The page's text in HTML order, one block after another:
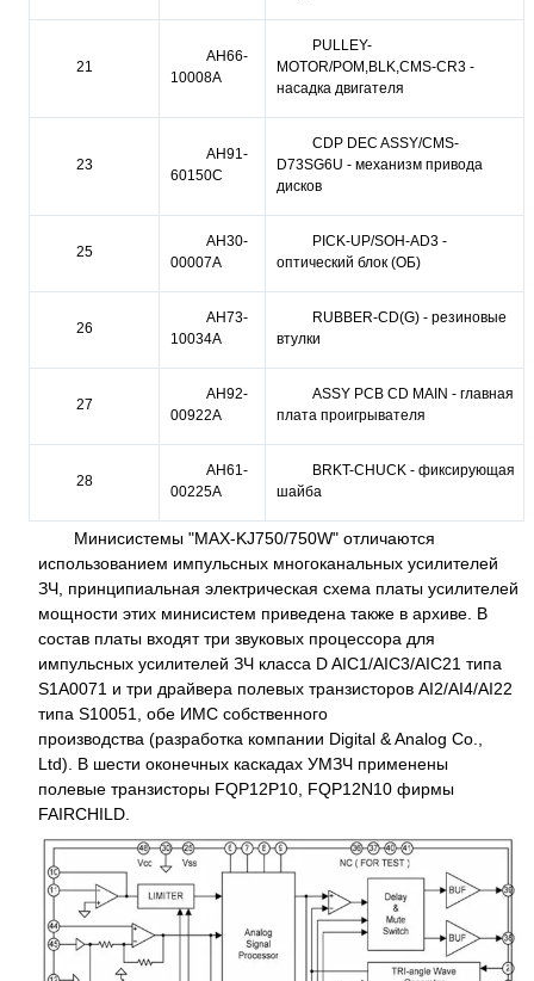
21
AH66-
10008A
PULLEY-
MOTOR/POM,BLK,CMS-CR3 -
насадка двигателя
23
AH91-
60150C
CDP DEC ASSY/CMS-
D73SG6U - механизм привода
дисков
25
AH30-
00007A
PICK-UP/SOH-AD3 -
оптический блок (ОБ)
26
AH73-
10034A
RUBBER-CD(G) - резиновые
втулки
27
AH92-
00922A
ASSY PCB CD MAIN - главная
плата проигрывателя
28
AH61-
00225A
BRKT-CHUCK - фиксирующая
шайба
Минисистемы "MAX-KJ750/750W" отличаются
использованием импульсных многоканальных усилителей
ЗЧ, принципиальная электрическая схема платы усилителей
мощности этих минисистем приведена также в архиве. В
состав платы входят три звуковых процессора для
импульсных усилителей ЗЧ класса D AIC1/AIC3/AIC21 типа
S1A0071 и три драйвера полевых транзисторов AI2/AI4/AI22
типа S10051, обе ИМС собственного
производства (разработка компании Digital & Analog Co.,
Ltd). В шести оконечных каскадах УМЗЧ применены
полевые транзисторы FQP12P10, FQP12N10 фирмы
FAIRCHILD.